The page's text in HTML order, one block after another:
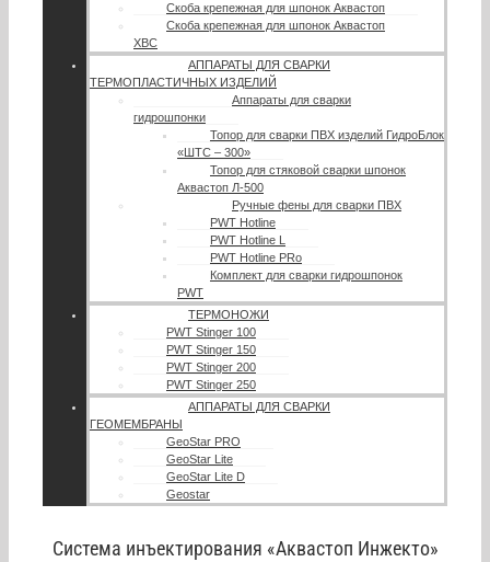
Скоба крепежная для шпонок Аквастоп
Скоба крепежная для шпонок Аквастоп
ХВС
АППАРАТЫ ДЛЯ СВАРКИ
ТЕРМОПЛАСТИЧНЫХ ИЗДЕЛИЙ
Аппараты для сварки
гидрошпонки
Топор для сварки ПВХ изделий ГидроБлок
«ШТС – 300»
Топор для стяковой сварки шпонок
Аквастоп Л-500
Ручные фены для сварки ПВХ
PWT Hotline
PWT Hotline L
PWT Hotline PRo
Комплект для сварки гидрошпонок
PWT
ТЕРМОНОЖИ
PWT Stinger 100
PWT Stinger 150
PWT Stinger 200
PWT Stinger 250
АППАРАТЫ ДЛЯ СВАРКИ
ГЕОМЕМБРАНЫ
GeoStar PRO
GeoStar Lite
GeoStar Lite D
Geostar
Система инъектирования «Аквастоп Инжекто»